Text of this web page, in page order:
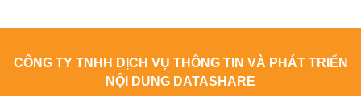
CÔNG TY TNHH DỊCH VỤ THÔNG TIN VÀ PHÁT TRIỂN
NỘI DUNG DATASHARE